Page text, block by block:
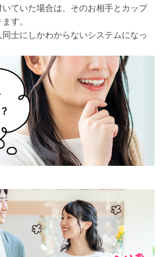
ていた場合は、そのお相手とカップ
す。
士にしかわからないシステムになっ